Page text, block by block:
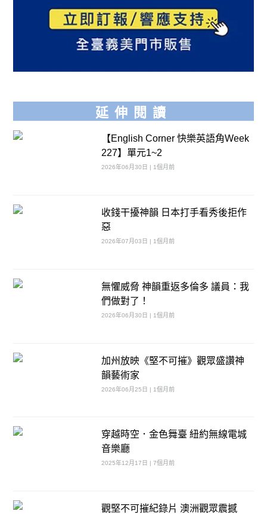
延伸閱讀
【English Corner 快樂英語角Week
227】單元1~2
2026年06月30日 | 1個月前
收錢干擾神韻 日本打手看秀後拒作
惡
2026年07月03日 | 1個月前
無懼威脅 神韻重返多倫多 議員：我
們做對了！
2026年06月30日 | 1個月前
加州放映《堅不可摧》觀眾盛讚神
韻藝術家
2026年06月25日 | 1個月前
穿越時空．金色舞臺 紐約無線電城
音樂廳
2025年12月17日 | 7個月前
觀堅不可摧紀錄片 澳洲觀眾震撼